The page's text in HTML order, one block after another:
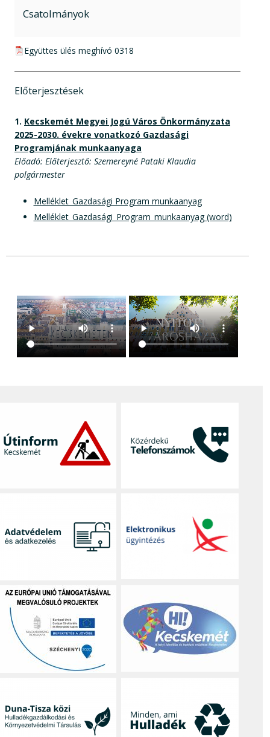
Csatolmányok
pdf csatolmány:
Együttes ülés meghívó 0318
Előterjesztések
1. Kecskemét Megyei Jogú Város Önkormányzata
2025-2030. évekre vonatkozó Gazdasági
Programjának munkaanyaga
Előadó: Előterjesztő: Szemereyné Pataki Klaudia
polgármester
Melléklet_Gazdasági Program munkaanyag
Melléklet_Gazdasági_Program_munkaanyag (word)